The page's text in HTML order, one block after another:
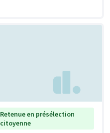
Retenue en présélection
citoyenne